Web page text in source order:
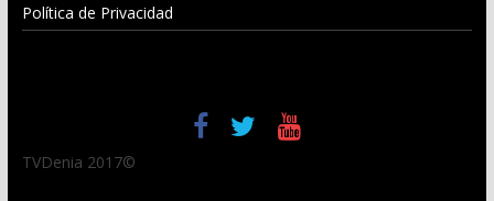
Política de Privacidad
TVDenia 2017©